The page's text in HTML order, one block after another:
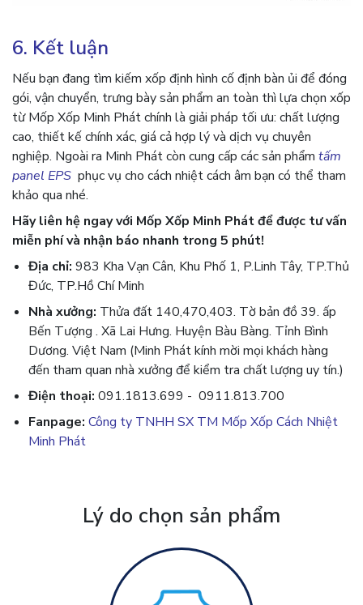
6. Kết luận
Nếu bạn đang tìm kiếm xốp định hình cố định bàn ủi để đóng
gói, vận chuyển, trưng bày sản phẩm an toàn thì lựa chọn xốp
từ Mốp Xốp Minh Phát chính là giải pháp tối ưu: chất lượng
cao, thiết kế chính xác, giá cả hợp lý và dịch vụ chuyên
nghiệp. Ngoài ra Minh Phát còn cung cấp các sản phẩm tấm
panel EPS phục vụ cho cách nhiệt cách âm bạn có thể tham
khảo qua nhé.
Hãy liên hệ ngay với Mốp Xốp Minh Phát để được tư vấn
miễn phí và nhận báo nhanh trong 5 phút!
Địa chỉ: 983 Kha Vạn Cân, Khu Phố 1, P.Linh Tây, TP.Thủ
Đức, TP.Hồ Chí Minh
Nhà xưởng: Thửa đất 140,470,403. Tờ bản đồ 39. ấp
Bến Tượng . Xã Lai Hưng. Huyện Bàu Bàng. Tỉnh Bình
Dương. Việt Nam (Minh Phát kính mời mọi khách hàng
đến tham quan nhà xưởng để kiểm tra chất lượng uy tín.)
Điện thoại: 091.1813.699 - 0911.813.700
Fanpage: Công ty TNHH SX TM Mốp Xốp Cách Nhiệt
Minh Phát
Lý do chọn sản phẩm